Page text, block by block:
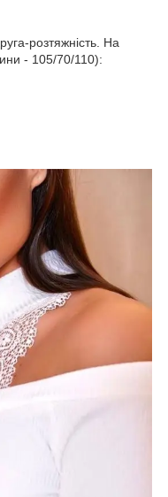
розтяжність. На
- 105/70/110):